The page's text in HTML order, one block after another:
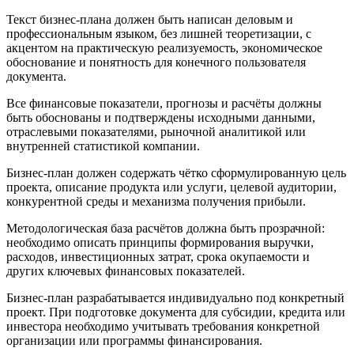
Текст бизнес-плана должен быть написан деловым и
профессиональным языком, без лишней теоретизации, с
акцентом на практическую реализуемость, экономическое
обоснование и понятность для конечного пользователя
документа.
Все финансовые показатели, прогнозы и расчёты должны
быть обоснованы и подтверждены исходными данными,
отраслевыми показателями, рыночной аналитикой или
внутренней статистикой компании.
Бизнес-план должен содержать чётко сформулированную цель
проекта, описание продукта или услуги, целевой аудитории,
конкурентной среды и механизма получения прибыли.
Методологическая база расчётов должна быть прозрачной:
необходимо описать принципы формирования выручки,
расходов, инвестиционных затрат, срока окупаемости и
других ключевых финансовых показателей.
Бизнес-план разрабатывается индивидуально под конкретный
проект. При подготовке документа для субсидии, кредита или
инвестора необходимо учитывать требования конкретной
организации или программы финансирования.